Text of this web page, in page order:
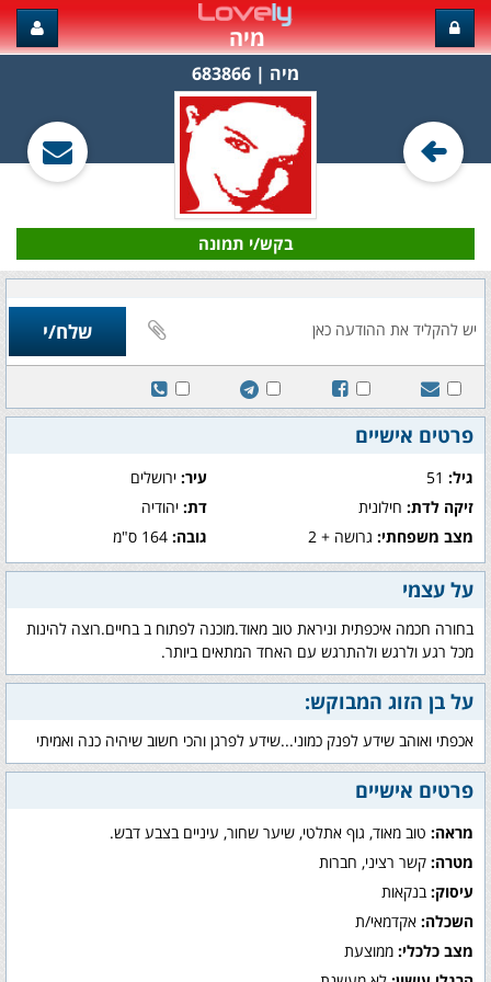
מיה
מיה‏ | 683866
בקש/י תמונה
פרטים אישיים
גיל: עיר:ירושלים
זיקה לדת: חילונית דת:יהודיה
מצב משפחתי: גרושה + 2 גובה:164 ס"מ
על עצמי
בחורה חכמה איכפתית וניראת טוב מאוד.מוכנה לפתוח ב בחיים.רוצה להינות
מכל רגע ולרגש ולהתרגש עם האחד המתאים ביותר.
על בן הזוג המבוקש:
אכפתי ואוהב שידע לפנק כמוני...שידע לפרגן והכי חשוב שיהיה כנה ואמיתי
פרטים אישיים
מראה: טוב מאוד, גוף אתלטי, שיער שחור, עיניים בצבע דבש.
מטרה: קשר רציני, חברות
עיסוק: בנקאות
השכלה: אקדמאי/ת
מצב כלכלי: ממוצעת